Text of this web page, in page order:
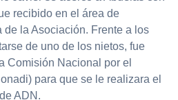
recibido en el área de
de la Asociación. Frente a los
de uno de los nietos, fue
Comisión Nacional por el
para que se le realizara el
ADN.